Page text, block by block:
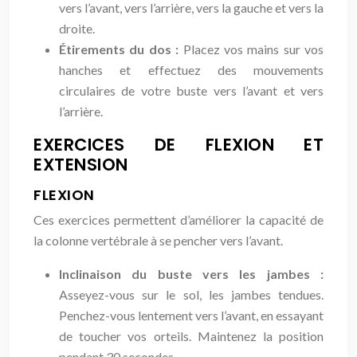
vers l’avant, vers l’arrière, vers la gauche et vers la
droite.
Étirements du dos : Placez vos mains sur vos
hanches et effectuez des mouvements
circulaires de votre buste vers l’avant et vers
l’arrière.
EXERCICES DE FLEXION ET
EXTENSION
FLEXION
Ces exercices permettent d’améliorer la capacité de
la colonne vertébrale à se pencher vers l’avant.
Inclinaison du buste vers les jambes :
Asseyez-vous sur le sol, les jambes tendues.
Penchez-vous lentement vers l’avant, en essayant
de toucher vos orteils. Maintenez la position